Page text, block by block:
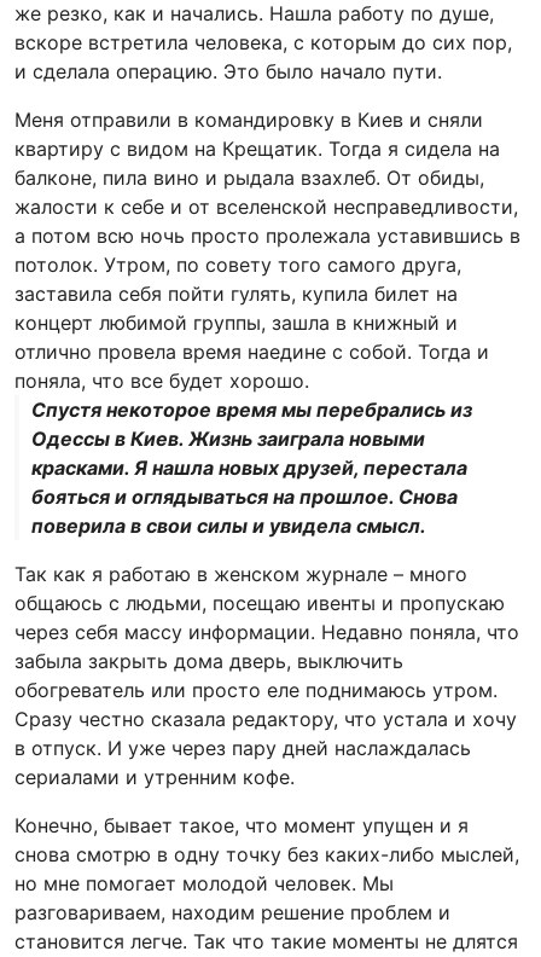
же резко, как и начались. Нашла работу по душе,
вскоре встретила человека, с которым до сих пор,
и сделала операцию. Это было начало пути.
Меня отправили в командировку в Киев и сняли
квартиру с видом на Крещатик. Тогда я сидела на
балконе, пила вино и рыдала взахлеб. От обиды,
жалости к себе и от вселенской несправедливости,
а потом всю ночь просто пролежала уставившись в
потолок. Утром, по совету того самого друга,
заставила себя пойти гулять, купила билет на
концерт любимой группы, зашла в книжный и
отлично провела время наедине с собой. Тогда и
поняла, что все будет хорошо.
Спустя некоторое время мы перебрались из
Одессы в Киев. Жизнь заиграла новыми
красками. Я нашла новых друзей, перестала
бояться и оглядываться на прошлое. Снова
поверила в свои силы и увидела смысл.
Так как я работаю в женском журнале – много
общаюсь с людьми, посещаю ивенты и пропускаю
через себя массу информации. Недавно поняла, что
забыла закрыть дома дверь, выключить
обогреватель или просто еле поднимаюсь утром.
Сразу честно сказала редактору, что устала и хочу
в отпуск. И уже через пару дней наслаждалась
сериалами и утренним кофе.
Конечно, бывает такое, что момент упущен и я
снова смотрю в одну точку без каких-либо мыслей,
но мне помогает молодой человек. Мы
разговариваем, находим решение проблем и
становится легче. Так что такие моменты не длятся